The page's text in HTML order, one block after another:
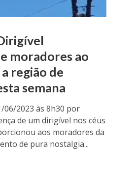
moradores ao
região de
semana
06/2023 às 8h30 por
de um dirigível nos céus
aos moradores da
de pura nostalgia...